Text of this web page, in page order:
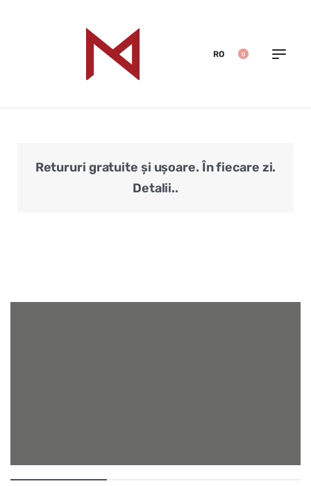
RO 0
Retururi gratuite și ușoare. În fiecare zi.
Detalii..